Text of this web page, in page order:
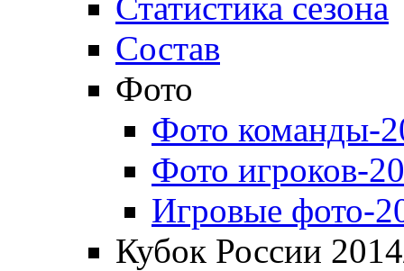
Состав
Фото
Фото команды-
Фото игроков-
Игровые фото-
Кубок России